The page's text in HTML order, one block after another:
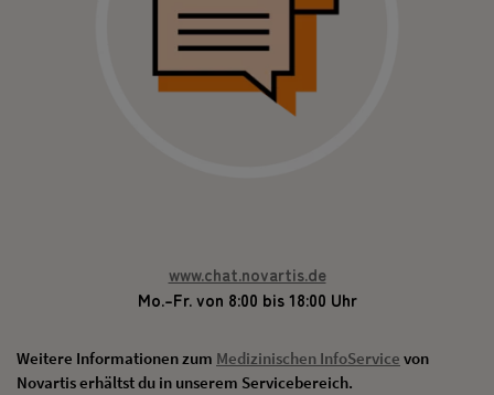
www.chat.novartis.de
Mo.–Fr. von 8:00 bis 18:00 Uhr
Weitere Informationen zum Medizinischen InfoService von
Novartis erhältst du in unserem Servicebereich.